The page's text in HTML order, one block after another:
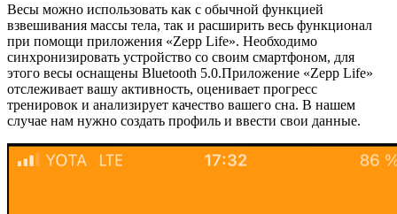
Весы можно использовать как с обычной функцией
взвешивания массы тела, так и расширить весь функционал
при помощи приложения «Zepp Life». Необходимо
синхронизировать устройство со своим смартфоном, для
этого весы оснащены Bluetooth 5.0.Приложение «Zepp Life»
отслеживает вашу активность, оценивает прогресс
тренировок и анализирует качество вашего сна. В нашем
случае нам нужно создать профиль и ввести свои данные.